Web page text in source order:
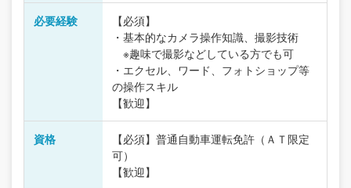
必要経験
【必須】
・基本的なカメラ操作知識、撮影技術
※趣味で撮影などしている方でも可
・エクセル、ワード、フォトショップ等
の操作スキル
【歓迎】
資格
【必須】普通自動車運転免許（ＡＴ限定
可）
【歓迎】